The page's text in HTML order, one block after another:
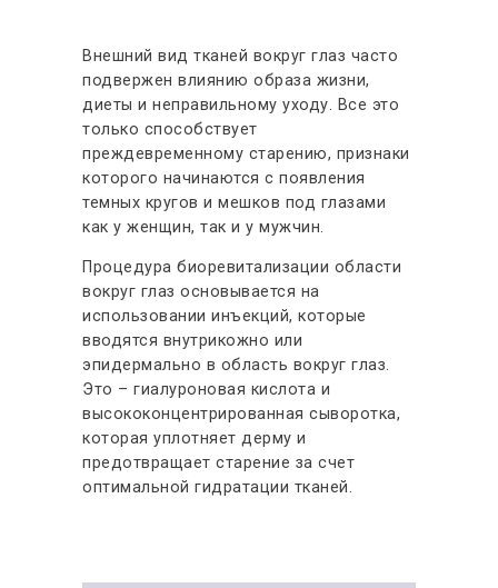
Внешний вид тканей вокруг глаз часто
подвержен влиянию образа жизни,
диеты и неправильному уходу. Все это
только способствует
преждевременному старению, признаки
которого начинаются с появления
темных кругов и мешков под глазами
как у женщин, так и у мужчин.
Процедура биоревитализации области
вокруг глаз основывается на
использовании инъекций, которые
вводятся внутрикожно или
эпидермально в область вокруг глаз.
Это – гиалуроновая кислота и
высококонцентрированная сыворотка,
которая уплотняет дерму и
предотвращает старение за счет
оптимальной гидратации тканей.